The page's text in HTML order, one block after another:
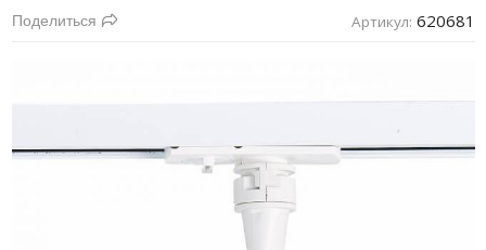
Поделиться Артикул: 620681